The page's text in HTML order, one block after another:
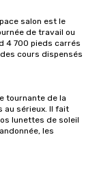
salon est le
de travail ou
4 700 pieds carrés
cours dispensés
tournante de la
au sérieux. Il fait
lunettes de soleil
les